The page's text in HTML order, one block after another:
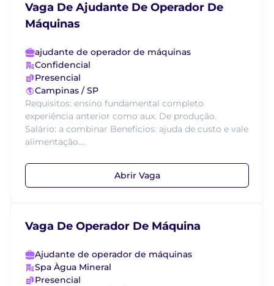
Vaga De Ajudante De Operador De
Máquinas
ajudante de operador de máquinas
Confidencial
Presencial
Campinas / SP
Requisitos: ensino fundamental completo
experiência anterior como aux. De produção.
Salário: a combinar Benefícios: ajuda de custo e vale
alimentação....
Abrir Vaga
Vaga De Operador De Máquina
Ajudante de operador de máquinas
Spa Àgua Mineral
Presencial